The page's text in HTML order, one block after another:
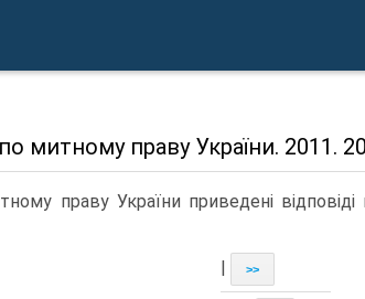
митному праву України. 2011.
праву України приведені
>>